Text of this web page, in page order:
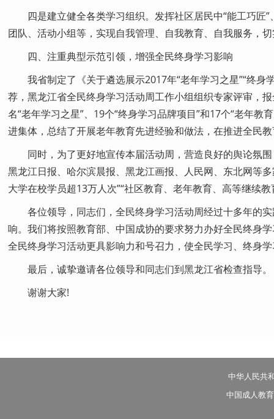
四是建立健全各类学习组织。发挥社区居民中“能工巧
团队、活动小组等，实现自我管理、自我教育、自我服务，
四、注重典型示范引领，增强全民终身学习影响
我省制定了《关于遴选展示2017年“老年学习之星”“终
荐，黑龙江省全民终身学习活动周工作小组组织专家评审，
名“老年学习之星”、19个“终身学习品牌项目”和17个“老年
进集体，总结了开展老年教育先进经验和做法，在推进全民
同时，为了更好地宣传本届活动周，营造良好的舆论氛
黑龙江日报、哈尔滨晨报、黑龙江画报、人民网、东北网等
大学在校学员超13万人次”“社区教育、老年教育、高等继续
各位领导，同志们，全民终身学习活动周经过十多年的
响。我们将按照教育部、中国成协的要求努力办好全民终身
全民终身学习活动更具影响力和号召力，使全民学习、终身
最后，诚挚邀请各位领导和同志们到黑龙江省检查指导。
谢谢大家!
中华人民共
中国成人教